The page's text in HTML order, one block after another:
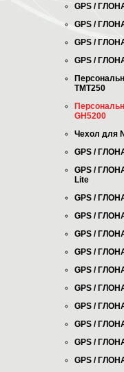
GPS /
GPS /
GPS /
GPS /
TMT250
GH5200
Чехол для
GPS /
GPS /
Lite
GPS /
GPS /
GPS /
GPS /
GPS /
GPS /
GPS /
GPS /
GPS /
GPS /